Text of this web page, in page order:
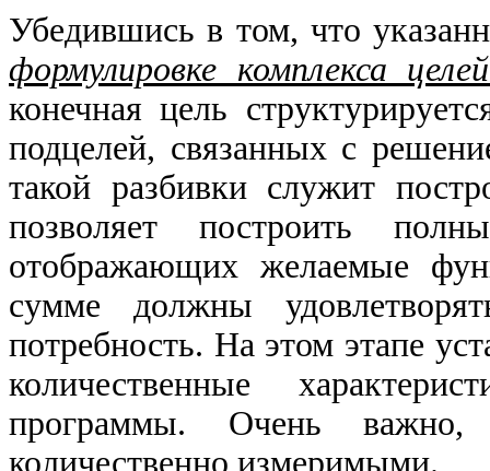
Убедившись в том, что
формулировке комплекса
конечная цель
подцелей, связанных с
такой разбивки служит
позволяет построить
отображающих желаемые
сумме должны
потребность. На этом этапе
количественные
программы. Очень
количественно измеримыми.